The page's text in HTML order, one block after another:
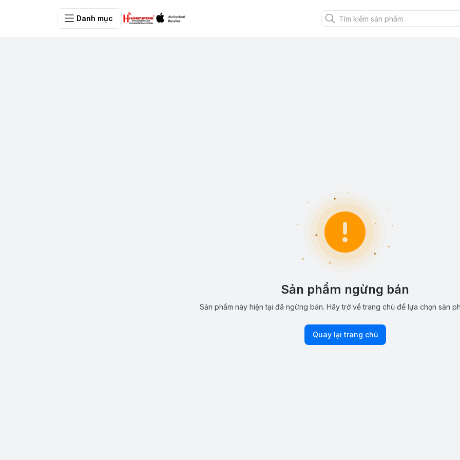
Danh mục
Sản phẩm ngừng bán
Sản phẩm này hiện tại đã ngừng bán. Hãy trở về trang chủ để lựa chọn sản
Quay lại trang chủ